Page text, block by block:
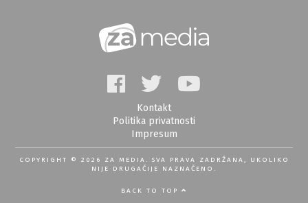
Kontakt
Politika privatnosti
Impresum
COPYRIGHT © 2026 ZA MEDIA. SVA PRAVA ZADRŽANA, UKOLIKO
NIJE DRUGAČIJE NAZNAČENO.
BACK TO TOP